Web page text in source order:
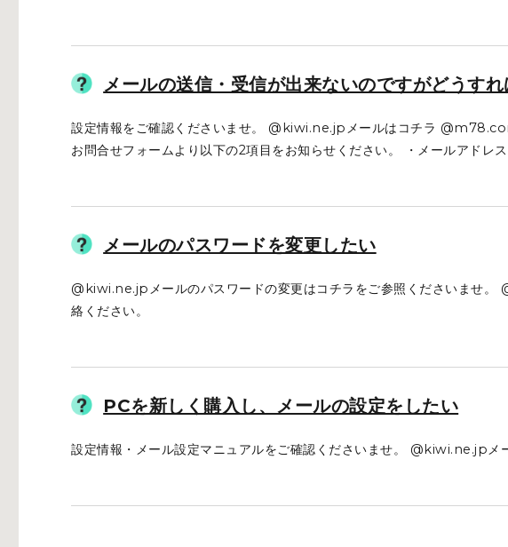
メールの送信・受信が出来ないのですがどうす
設定情報をご確認くださいませ。 @kiwi.ne.jpメールはコチラ
お問合せフォームより以下の2項目をお知らせください。 ・メールアドレ
メールのパスワードを変更したい
@kiwi.ne.jpメールのパスワードの変更はコチラをご参照くださいませ
絡ください。
PCを新しく購入し、メールの設定をしたい
設定情報・メール設定マニュアルをご確認くださいませ。 @kiwi.ne.jp